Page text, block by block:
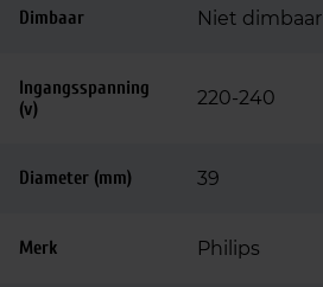
Dimbaar Niet dimbaar
Ingangsspanning
(v)
220-240
Diameter (mm) 39
Merk Philips